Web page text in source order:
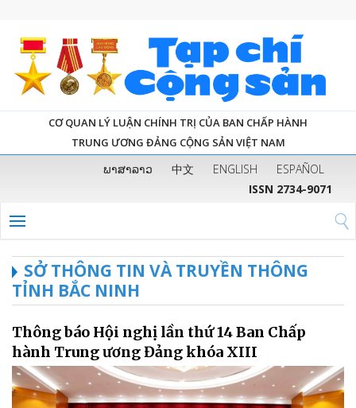
CƠ QUAN LÝ LUẬN CHÍNH TRỊ CỦA BAN CHẤP HÀNH
TRUNG ƯƠNG ĐẢNG CỘNG SẢN VIỆT NAM
ພາສາລາວ 中文 ENGLISH
ESPAÑOL
ISSN 2734-9071
SỞ THÔNG TIN VÀ TRUYỀN THÔNG
TỈNH BẮC NINH
Thông báo Hội nghị lần thứ 14 Ban Chấp
hành Trung ương Đảng khóa XIII